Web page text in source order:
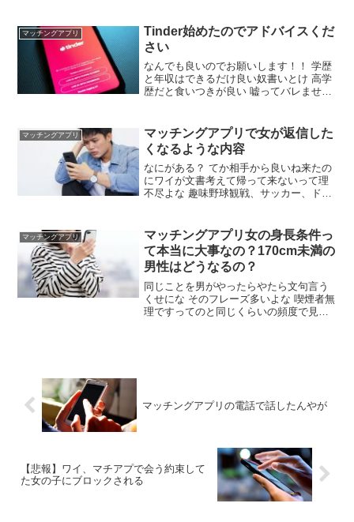
ラフォー精一杯若作りしてプロフィール
は20代ぽつぽつイケてる模様
マッチングアプリ
Tinder始めたのでアドバイスくだ
さい
なんでも良いのでお願いします！！ 学歴
と年収はできるだけ良い奴書いとけ 高学
歴だと食いつきが良い 嘘ってバレませ
モクでTinderはじめたの？ ヤリモクかな
とにかく毎日無料で右スワイプ 自撮りよ
りは雰囲気いい他撮りの方が受け良い
マッチングアプリ
マッチングアプリで女が返信した
くなるような内容
なにがある？ てか相手から良いね来たの
にワイが文書考えて帰って来ないって理
不尽よな 趣味野球観戦、サッカー、ドラ
てくるやろ あれこれ書き連ねるより短文
でサラっと送れば大体返信くるで まじ
か、7行くらいで送ってたわ
マッチングアプリ
マッチングアプリ女の身長条件っ
て本当に大事なの？170cm未満の
男性はどうなるの？
同じことを男がやったらやたら文句言う
くせにな そのフレーズ多いよな 喫煙者無
理ですってのと同じくらいの頻度で見る
マッチングアプリの電話で話したんやが
【悲報】ワイ、マチアプで会う約束して
た女の子にブロックされる